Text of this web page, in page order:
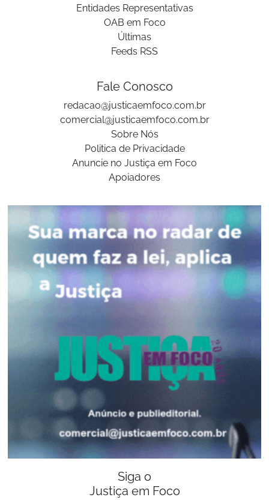
Entidades Representativas
OAB em Foco
Últimas
Feeds RSS
Fale Conosco
redacao@justicaemfoco.com.br
comercial@justicaemfoco.com.br
Sobre Nós
Politica de Privacidade
Anuncie no Justiça em Foco
Apoiadores
Siga o
Justiça em Foco